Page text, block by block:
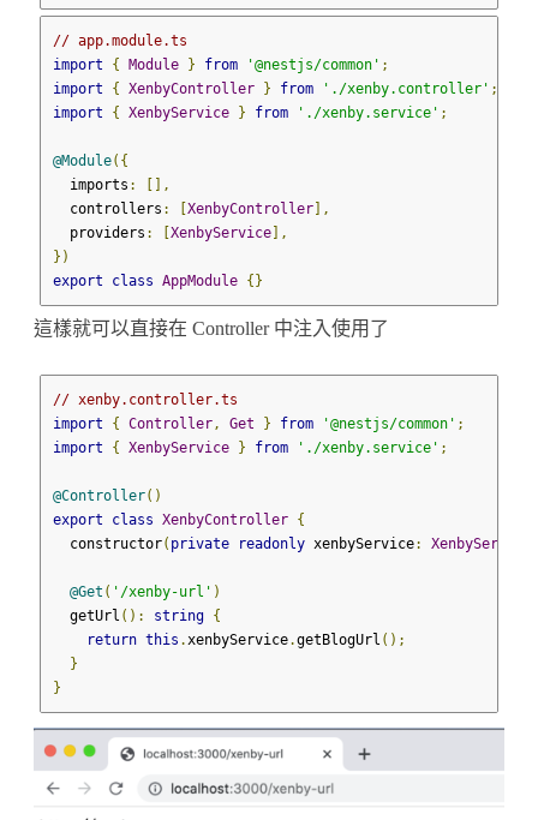
// app.module.ts
import
{ Module } from '@nestjs/common' ;
import
{ XenbyController } from './xenby.controller' ;
import
{ XenbyService } from './xenby.service' ;
@Module({
  imports
:
[],
  controllers
: XenbyController ],
  providers
: XenbyService ],
})
export
class AppModule {}
這樣就可以直接在 Controller 中注入使用了
// xenby.controller.ts
import
{ Controller, Get } from '@nestjs/common' ;
import
{ XenbyService } from './xenby.service' ;
@Controller()
export
class XenbyController {
  constructor
( private readonly xenbyService: XenbyService
@Get ( '/xenby-url' )
  getUrl
(): string {
return this .xenbyService.getBlogUrl ();
}
}